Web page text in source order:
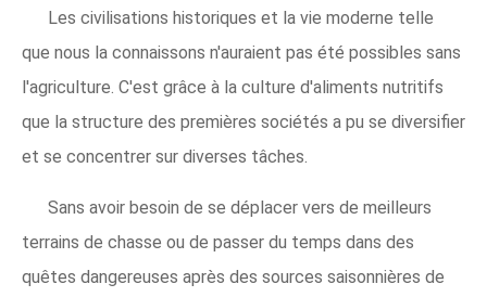
Les civilisations historiques et la vie moderne telle
que nous la connaissons n'auraient pas été possibles sans
l'agriculture. C'est grâce à la culture d'aliments nutritifs
que la structure des premières sociétés a pu se diversifier
et se concentrer sur diverses tâches.
Sans avoir besoin de se déplacer vers de meilleurs
terrains de chasse ou de passer du temps dans des
quêtes dangereuses après des sources saisonnières de